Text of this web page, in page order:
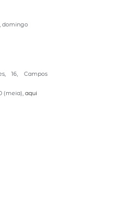
domingo
16, Campos
(meia), aqui